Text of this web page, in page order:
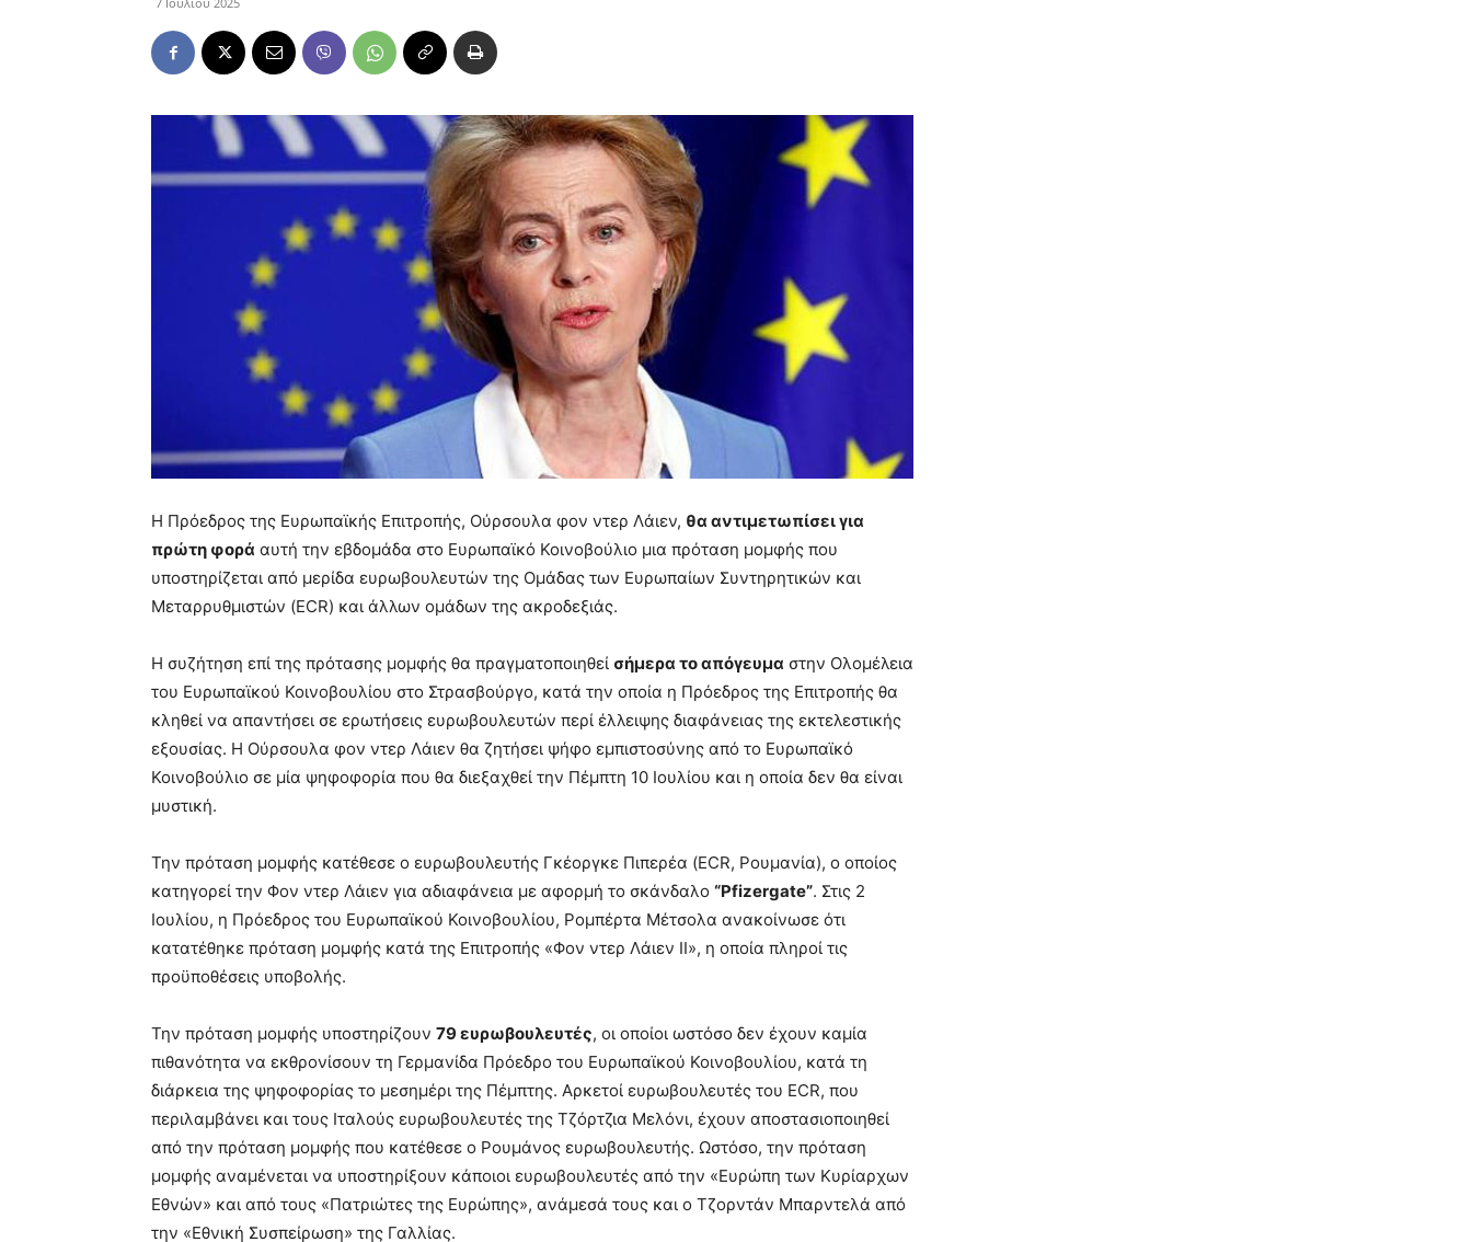
Η Πρόεδρος της Ευρωπαϊκής Επιτροπής, Ούρσουλα φον ντερ Λάιεν, θα αντιμετωπίσει για
πρώτη φορά αυτή την εβδομάδα στο Ευρωπαϊκό Κοινοβούλιο μια πρόταση μομφής που
υποστηρίζεται από μερίδα ευρωβουλευτών της Ομάδας των Ευρωπαίων Συντηρητικών και
Μεταρρυθμιστών (ECR) και άλλων ομάδων της ακροδεξιάς.
Η συζήτηση επί της πρότασης μομφής θα πραγματοποιηθεί σήμερα το απόγευμα στην Ολομέλεια
του Ευρωπαϊκού Κοινοβουλίου στο Στρασβούργο, κατά την οποία η Πρόεδρος της Επιτροπής θα
κληθεί να απαντήσει σε ερωτήσεις ευρωβουλευτών περί έλλειψης διαφάνειας της εκτελεστικής
εξουσίας. Η Ούρσουλα φον ντερ Λάιεν θα ζητήσει ψήφο εμπιστοσύνης από το Ευρωπαϊκό
Κοινοβούλιο σε μία ψηφοφορία που θα διεξαχθεί την Πέμπτη 10 Ιουλίου και η οποία δεν θα είναι
μυστική.
Την πρόταση μομφής κατέθεσε ο ευρωβουλευτής Γκέοργκε Πιπερέα (ECR, Ρουμανία), ο οποίος
κατηγορεί την Φον ντερ Λάιεν για αδιαφάνεια με αφορμή το σκάνδαλο “Pfizergate”. Στις 2
Ιουλίου, η Πρόεδρος του Ευρωπαϊκού Κοινοβουλίου, Ρομπέρτα Μέτσολα ανακοίνωσε ότι
κατατέθηκε πρόταση μομφής κατά της Επιτροπής «Φον ντερ Λάιεν ΙΙ», η οποία πληροί τις
προϋποθέσεις υποβολής.
Την πρόταση μομφής υποστηρίζουν 79 ευρωβουλευτές, οι οποίοι ωστόσο δεν έχουν καμία
πιθανότητα να εκθρονίσουν τη Γερμανίδα Πρόεδρο του Ευρωπαϊκού Κοινοβουλίου, κατά τη
διάρκεια της ψηφοφορίας το μεσημέρι της Πέμπτης. Αρκετοί ευρωβουλευτές του ECR, που
περιλαμβάνει και τους Ιταλούς ευρωβουλευτές της Τζόρτζια Μελόνι, έχουν αποστασιοποιηθεί
από την πρόταση μομφής που κατέθεσε ο Ρουμάνος ευρωβουλευτής. Ωστόσο, την πρόταση
μομφής αναμένεται να υποστηρίξουν κάποιοι ευρωβουλευτές από την «Ευρώπη των Κυρίαρχων
Εθνών» και από τους «Πατριώτες της Ευρώπης», ανάμεσά τους και ο Τζορντάν Μπαρντελά από
την «Εθνική Συσπείρωση» της Γαλλίας.